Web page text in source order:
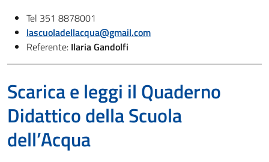
Tel 351 8878001
lascuoladellacqua@gmail.com
Referente: Ilaria Gandolfi
Scarica e leggi il Quaderno
Didattico della Scuola
dell’Acqua